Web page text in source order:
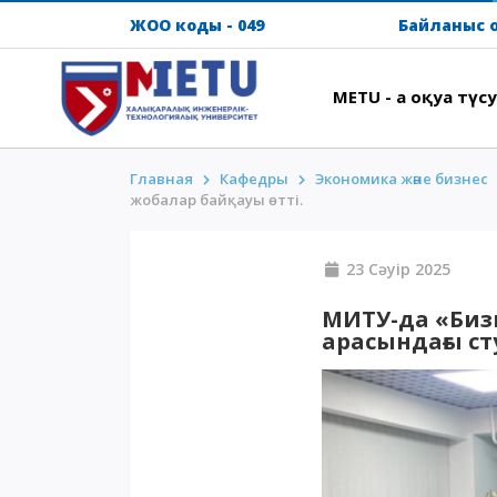
ТАЛАПКЕРЛЕР
Барлығы қабылдау туралы
АССА
мекен
METU
ЖОО коды - 049 Байланыс
METU - ға оқуға түсу
Главная Кафедры Экономика және бизнес
жобалар байқауы өтті.
23 Сәуір
МИТУ-да
арасындағы